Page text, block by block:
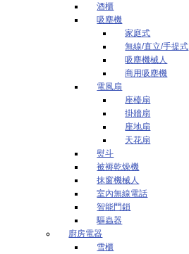
酒櫃
吸塵機
家庭式
無線/直立/手提式
吸塵機械人
商用吸塵機
電風扇
座檯扇
掛牆扇
座地扇
天花扇
熨斗
被褥乾燥機
抹窗機械人
室內無線電話
智能門鎖
驅蟲器
廚房電器
雪櫃